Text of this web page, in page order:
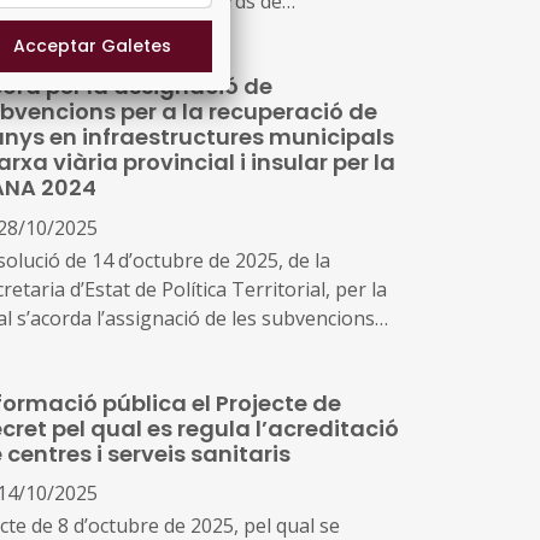
per la assignació de
per a la recuperació de
en infraestructures municipals
viària provincial i insular per la
2024
10/2025
de 14 d’octubre de 2025, de la
d’Estat de Política Territorial, per la
s’acorda l’assignació de les subvencions
i insular previstes en l’apartat tercer
del Consell de Ministres de 5 de
de 2024, pel qual es declara «Zona
greument per una emergència de
civil» el territori afectat com a
pública el Projecte de
pel qual es regula l’acreditació
centres i serveis sanitaris
14/10/2025
de 8 d’octubre de 2025, pel qual se